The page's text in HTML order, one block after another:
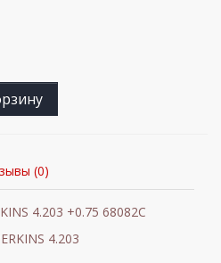
(0)
4.203 +0.75 68082C
4.203